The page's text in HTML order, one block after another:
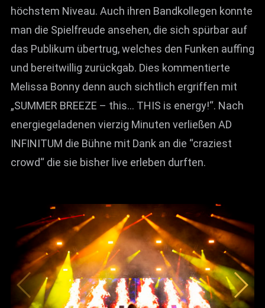
höchstem Niveau. Auch ihren Bandkollegen konnte
man die Spielfreude ansehen, die sich spürbar auf
das Publikum übertrug, welches den Funken auffing
und bereitwillig zurückgab. Dies kommentierte
Melissa Bonny denn auch sichtlich ergriffen mit
„SUMMER BREEZE – this… THIS is energy!“. Nach
energiegeladenen vierzig Minuten verließen AD
INFINITUM die Bühne mit Dank an die “craziest
crowd“ die sie bisher live erleben durften.